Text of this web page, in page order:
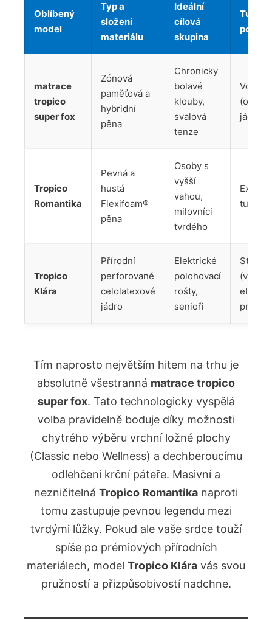
Oblíbený
model
Typ a
složení
materiálu
Ideální
cílová
skupina
Tuhost
matrace
tropico
super fox
Zónová
paměťová a
hybridní
pěna
Chronicky
bolavé
klouby,
svalová
tenze
jádro)
Tropico
Romantika
Pevná a
hustá
Flexifoam®
pěna
Osoby s
vyšší
vahou,
milovníci
tvrdého
Extra
tuhost
Tropico
Klára
Přírodní
perforované
celolatexové
jádro
Elektrické
polohovací
rošty,
senioři
Střední
(velmi
pružná)
Tím naprosto největším hitem na trhu je
absolutně všestranná matrace tropico
super fox. Tato technologicky vyspělá
volba pravidelně boduje díky možnosti
chytrého výběru vrchní ložné plochy
(Classic nebo Wellness) a dechberoucímu
odlehčení krční páteře. Masivní a
nezničitelná Tropico Romantika naproti
tomu zastupuje pevnou legendu mezi
tvrdými lůžky. Pokud ale vaše srdce touží
spíše po prémiových přírodních
materiálech, model Tropico Klára vás svou
pružností a přizpůsobivostí nadchne.